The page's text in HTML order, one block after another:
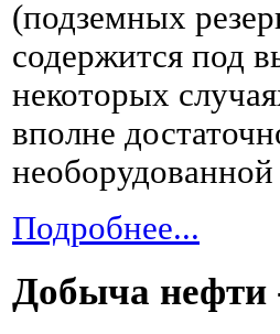
(подземных
содержится под
некоторых
вполне
Подробнее...
Добыча нефти